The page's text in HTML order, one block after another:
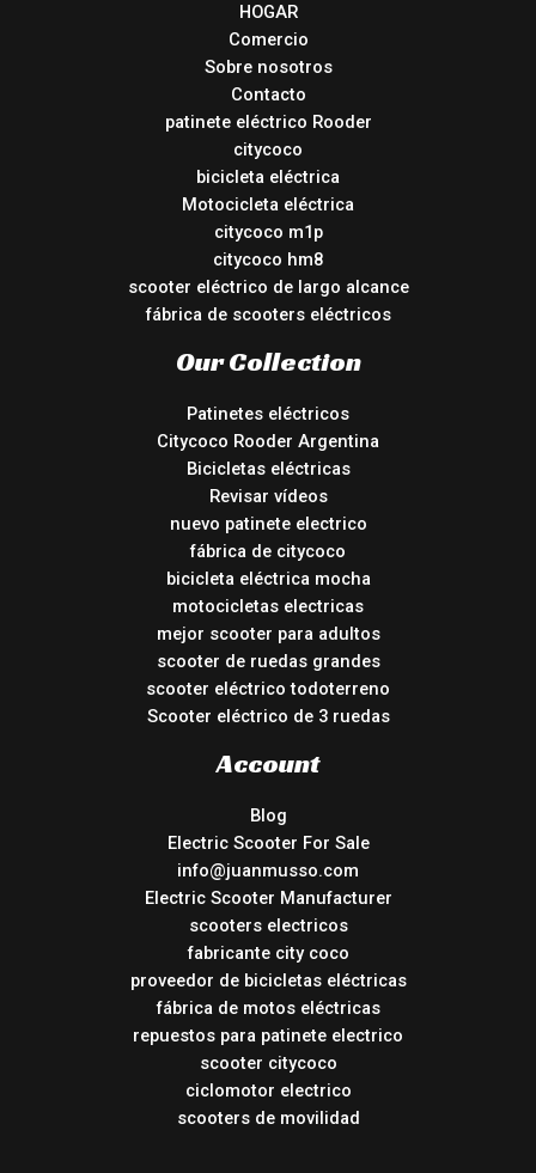
HOGAR
Comercio
Sobre nosotros
Contacto
patinete eléctrico Rooder
citycoco
bicicleta eléctrica
Motocicleta eléctrica
citycoco m1p
citycoco hm8
scooter eléctrico de largo alcance
fábrica de scooters eléctricos
Our Collection
Patinetes eléctricos
Citycoco Rooder Argentina
Bicicletas eléctricas
Revisar vídeos
nuevo patinete electrico
fábrica de citycoco
bicicleta eléctrica mocha
motocicletas electricas
mejor scooter para adultos
scooter de ruedas grandes
scooter eléctrico todoterreno
Scooter eléctrico de 3 ruedas
Account
Blog
Electric Scooter For Sale
info@juanmusso.com
Electric Scooter Manufacturer
scooters electricos
fabricante city coco
proveedor de bicicletas eléctricas
fábrica de motos eléctricas
repuestos para patinete electrico
scooter citycoco
ciclomotor electrico
scooters de movilidad